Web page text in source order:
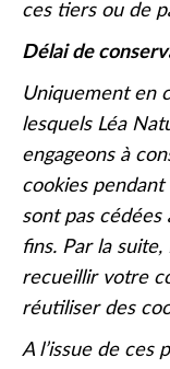
ces tiers ou de
Délai de
Uniquement en
lesquels Léa
engageons à
cookies pendant
sont pas cédées
fins. Par la
recueillir votre
réutiliser des
A l’issue de ces